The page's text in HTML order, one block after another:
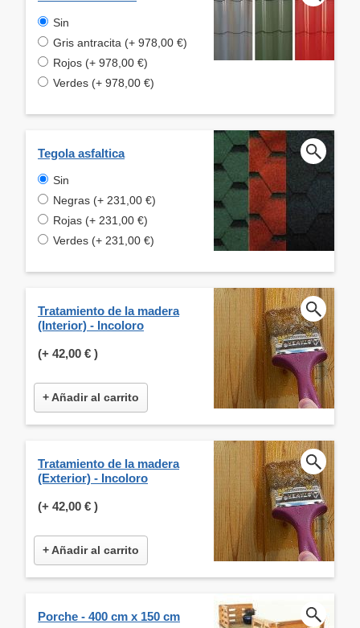
Sin
Gris antracita (+ 978,00 €)
Rojos (+ 978,00 €)
Verdes (+ 978,00 €)
Tegola asfaltica
Sin
Negras (+ 231,00 €)
Rojas (+ 231,00 €)
Verdes (+ 231,00 €)
Tratamiento de la madera
(Interior) - Incoloro
(+ 42,00 € )
+ Añadir al carrito
Tratamiento de la madera
(Exterior) - Incoloro
(+ 42,00 € )
+ Añadir al carrito
Porche - 400 cm x 150 cm